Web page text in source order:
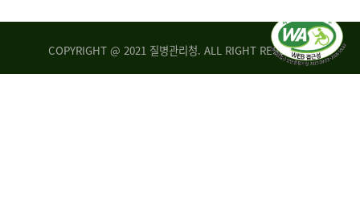
COPYRIGHT @ 2021 질병관리청. ALL RIGHT RESERVED